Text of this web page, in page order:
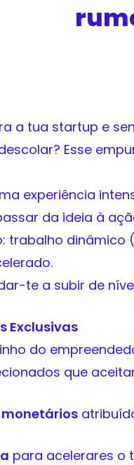
a tua startup e
Esse
experiência
da ideia à
trabalho dinâmico (
te a subir de
Exclusivas
do
que
monetários
para acelerares o